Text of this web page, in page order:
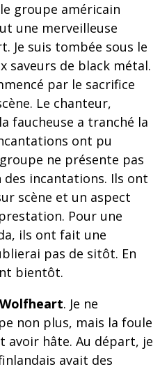
Muse au Centre Vidéotron de Québec
groupe américain
une merveilleuse
Je suis tombée sous le
saveurs de black métal.
par le sacrifice
Le chanteur,
faucheuse a tranché la
ont pu
ne présente pas
des incantations. Ils ont
scène et un aspect
Pour une
ils ont fait une
pas de sitôt. En
bientôt.
Wolfheart. Je ne
non plus, mais la foule
avoir hâte. Au départ, je
avait des